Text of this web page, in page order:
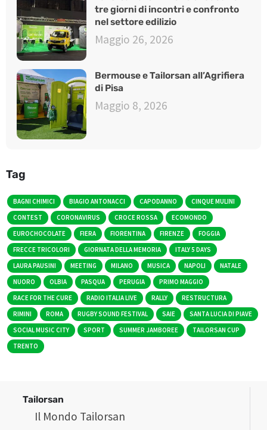
tre giorni di incontri e confronto
nel settore edilizio
Maggio 26, 2026
Bermouse e Tailorsan all’Agrifiera
di Pisa
Maggio 8, 2026
Tag
BAGNI CHIMICI BIAGIO ANTONACCI CAPODANNO
CINQUE MULINI
CONTEST
CORONAVIRUS CROCE ROSSA
ECOMONDO
EUROCHOCOLATE
FIERA FIORENTINA FIRENZE
FOGGIA
FRECCE TRICOLORI
GIORNATA DELLA MEMORIA
ITALY 5 DAYS
LAURA PAUSINI
MEETING MILANO MUSICA NAPOLI
NATALE
NUORO
OLBIA PASQUA PERUGIA
PRIMO MAGGIO
RACE FOR THE CURE
RADIO ITALIA LIVE RALLY
RESTRUCTURA
RIMINI
ROMA RUGBY SOUND FESTIVAL SAIE
SANTA LUCIA DI PIAVE
SOCIAL MUSIC CITY
SPORT SUMMER JAMBOREE
TAILORSAN CUP
TRENTO
Tailorsan
Il Mondo Tailorsan